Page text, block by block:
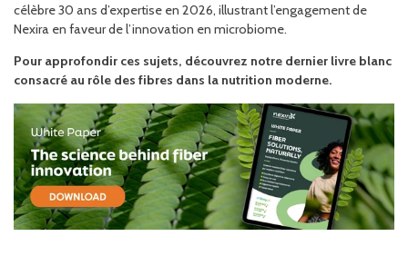
célèbre 30 ans d’expertise en 2026, illustrant l’engagement de
Nexira en faveur de l’innovation en microbiome.
Pour approfondir ces sujets, découvrez notre dernier livre blanc
consacré au rôle des fibres dans la nutrition moderne.